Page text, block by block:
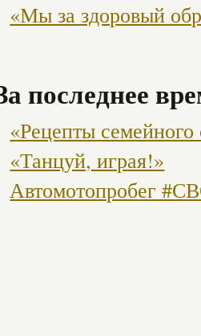
«Мы за здоровый
последнее
«Рецепты семейного
«Танцуй, играя!»
Автомотопробег